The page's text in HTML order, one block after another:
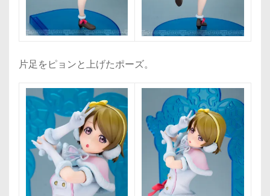
片足をピョンと上げたポーズ。